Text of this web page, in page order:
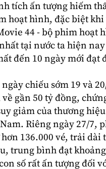
tích ấn tượng hiếm
hoạt hình, đặc biệt
44 - bộ phimhoạt
tại nước ta hiện
đến 10 ngày mới đạt
chiếu sớm 19 và
gần 50 tỷ đồng,
giảm của thương
Riêng ngày 27/7,
136.000 vé, trải dài
trung bình đạt
số rất ấn tượng đối